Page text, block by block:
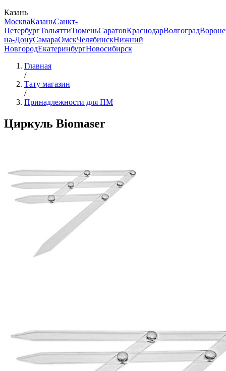
Казань
МоскваКазаньСанкт-
ПетербургТольяттиТюменьСаратовКраснодарВолгоград
на-ДонуСамараОмскЧелябинскНижний
НовгородЕкатеринбургНовосибирск
Главная
/
Тату магазин
/
Принадлежности для ПМ
Циркуль Biomaser